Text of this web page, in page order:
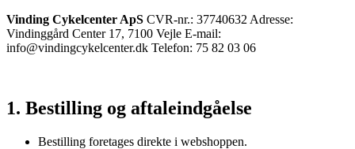
Vinding Cykelcenter ApS CVR-nr.: 37740632 Adresse:
Vindinggård Center 17, 7100 Vejle E-mail:
info@vindingcykelcenter.dk Telefon: 75 82 03 06
1. Bestilling og aftaleindgåelse
Bestilling foretages direkte i webshoppen.